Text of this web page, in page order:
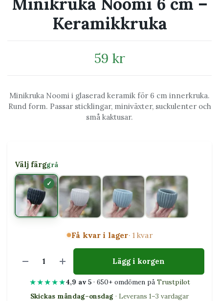
Keramikkruka
59 kr
Minikruka Noomi i glaserad keramik för 6 cm innerkruka.
Rund form. Passar sticklingar, miniväxter, suckulenter och
små kaktusar.
Välj färggrå
Få kvar i lager· 1 kvar
Lägg i korgen
★★★★★4,9 av 5· 650+ omdömen på Trustpilot
Skickas måndag–onsdag · Leverans 1–3 vardagar